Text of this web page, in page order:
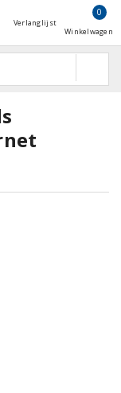
Verlanglijst
0
Winkelwagen